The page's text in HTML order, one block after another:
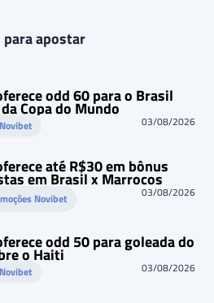
apostar
odd 60 para o Brasil
Copa do Mundo
03/08/2026
até R$30 em bônus
em Brasil x Marrocos
Novibet 03/08/2026
odd 50 para goleada do
o Haiti
03/08/2026